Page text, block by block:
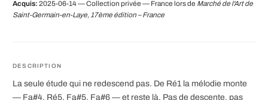
Acquis: 2025-06-14 — Collection privée — France lors de Marché de l'Art de
Saint-Germain-en-Laye, 17ème édition – France
DESCRIPTION
La seule étude qui ne redescend pas. De Ré1 la mélodie monte
— Fa#4, Ré5, Fa#5, Fa#6 — et reste là. Pas de descente, pas